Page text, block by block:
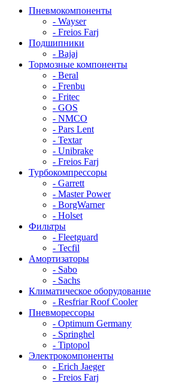
Пневмокомпоненты
- Wayser
- Freios Farj
Подшипники
- Bajaj
Тормозные компоненты
- Beral
- Frenbu
- Fritec
- GOS
- NMCO
- Pars Lent
- Textar
- Unibrake
- Freios Farj
Турбокомпрессоры
- Garrett
- Master Power
- BorgWarner
- Holset
Фильтры
- Fleetguard
- Tecfil
Амортизаторы
- Sabo
- Sachs
Климатическое оборудование
- Resfriar Roof Cooler
Пневморессоры
- Optimum Germany
- Springhel
- Tiptopol
Электрокомпоненты
- Erich Jaeger
- Freios Farj